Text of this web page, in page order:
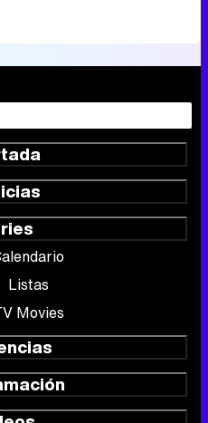
Listas
Movies